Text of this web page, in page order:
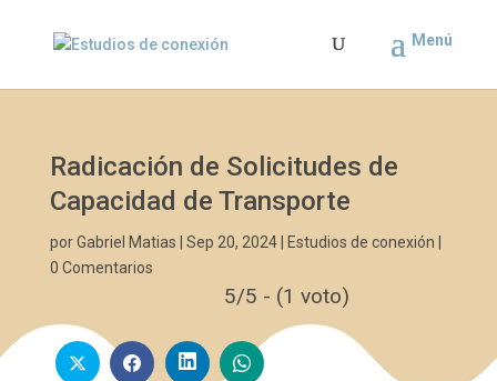
Radicación de Solicitudes de
Capacidad de Transporte
porGabriel Matias Sep 20, 2024| Estudios de conexión
0 Comentarios
5/5 - (1 voto)